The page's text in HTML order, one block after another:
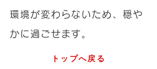
環境が変わらないため、穏や
かに過ごせます。
トップへ戻る